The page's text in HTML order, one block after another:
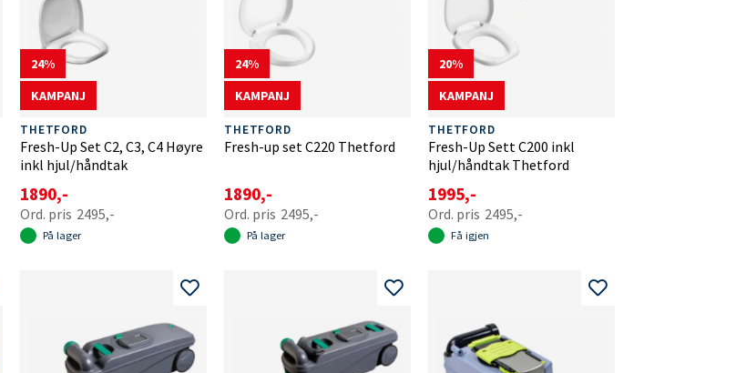
24
KAMPANJ
THETFORD
Fresh-Up Set C2, C3, C4 Høyre
inkl hjul/håndtak
1890,-
2495,-
På lager
24
KAMPANJ
THETFORD
Fresh-up set C220 Thetford
1890,-
2495,-
På lager
20
KAMPANJ
THETFORD
Fresh-Up Sett C200 inkl
hjul/håndtak Thetford
1995,-
2495,-
Få igjen